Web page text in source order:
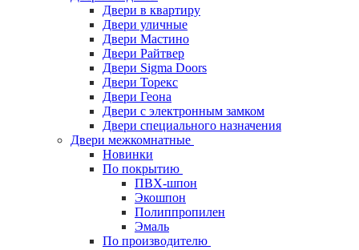
Двери в квартиру
Двери уличные
Двери Мастино
Двери Райтвер
Двери Sigma Doors
Двери Торекс
Двери Геона
Двери с электронным замком
Двери специального назначения
Двери межкомнатные
Новинки
По покрытию
ПВХ-шпон
Экошпон
Полиппропилен
Эмаль
По производителю